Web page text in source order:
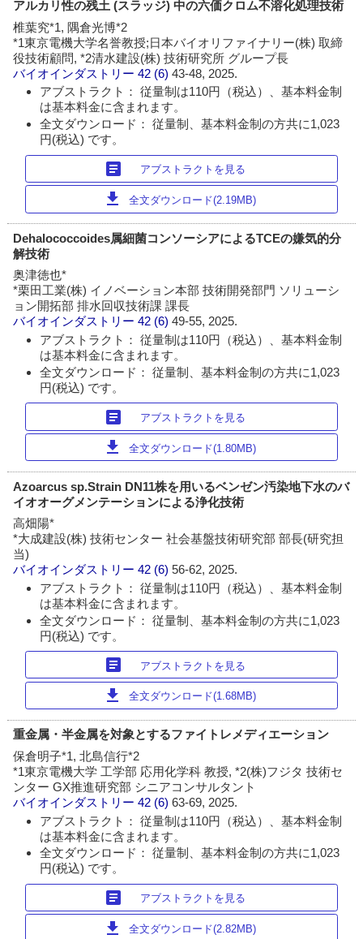
アルカリ性の残土 (スラッジ) 中の六価クロム不溶化処理技術
椎葉究*1, 隅倉光博*2
*1東京電機大学名誉教授;日本バイオリファイナリー(株) 取締
役技術顧問, *2清水建設(株) 技術研究所 グループ長
バイオインダストリー 42 (6)43-48, 2025.
アブストラクト： 従量制は110円（税込）、基本料金制
は基本料金に含まれます。
全文ダウンロード： 従量制、基本料金制の方共に1,023
円(税込) です。
article アブストラクトを見る
download 全文ダウンロード(2.19MB)
Dehalococcoides属細菌コンソーシアによるTCEの嫌気的分
解技術
奥津徳也*
*栗田工業(株) イノベーション本部 技術開発部門 ソリューシ
ョン開拓部 排水回収技術課 課長
バイオインダストリー 42 (6)49-55, 2025.
アブストラクト： 従量制は110円（税込）、基本料金制
は基本料金に含まれます。
全文ダウンロード： 従量制、基本料金制の方共に1,023
円(税込) です。
article アブストラクトを見る
download 全文ダウンロード(1.80MB)
Azoarcus sp.Strain DN11株を用いるベンゼン汚染地下水のバ
イオオーグメンテーションによる浄化技術
高畑陽*
*大成建設(株) 技術センター 社会基盤技術研究部 部長(研究担
当)
バイオインダストリー 42 (6)56-62, 2025.
アブストラクト： 従量制は110円（税込）、基本料金制
は基本料金に含まれます。
全文ダウンロード： 従量制、基本料金制の方共に1,023
円(税込) です。
article アブストラクトを見る
download 全文ダウンロード(1.68MB)
重金属・半金属を対象とするファイトレメディエーション
保倉明子*1, 北島信行*2
*1東京電機大学 工学部 応用化学科 教授, *2(株)フジタ 技術セ
ンター GX推進研究部 シニアコンサルタント
バイオインダストリー 42 (6)63-69, 2025.
アブストラクト： 従量制は110円（税込）、基本料金制
は基本料金に含まれます。
全文ダウンロード： 従量制、基本料金制の方共に1,023
円(税込) です。
article アブストラクトを見る
download 全文ダウンロード(2.82MB)